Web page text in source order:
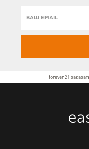
forever 21